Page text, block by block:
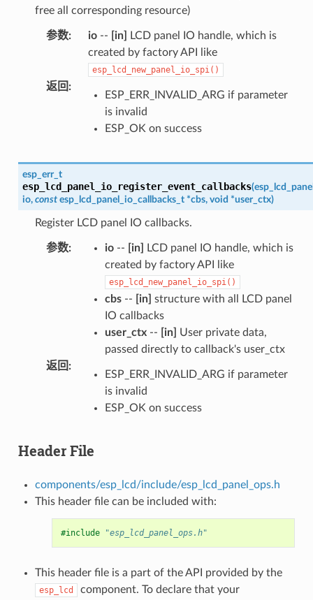
free all corresponding resource)
参数: io-- [in]
LCD panel IO handle, which is
created by factory API like
esp_lcd_new_panel_io_spi()
返回 :
ESP_ERR_INVALID_ARG if parameter
is invalid
ESP_OK on success
esp_err_t
esp_lcd_panel_io_register_event_callbacks(
io, const esp_lcd_panel_io_callbacks_t *cbs, void *user_ctx)
Register LCD panel IO callbacks.
参数: io-- [in]
LCD panel IO handle, which is
created by factory API like
esp_lcd_new_panel_io_spi()
cbs-- [in] structure with all LCD panel
IO callbacks
user_ctx-- [in]
User private data,
passed directly to callback's user_ctx
返回 :
ESP_ERR_INVALID_ARG if parameter
is invalid
ESP_OK on success
Header File
components/esp_lcd/include/esp_lcd_panel_ops.h
This header file can be included with:
#include "esp_lcd_panel_ops.h"
This header file is a part of the API provided by the
esp_lcd
component. To declare that your